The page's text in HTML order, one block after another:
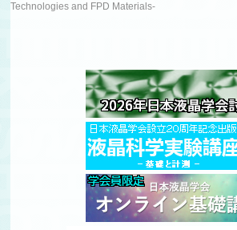
Technologies and FPD Materials-